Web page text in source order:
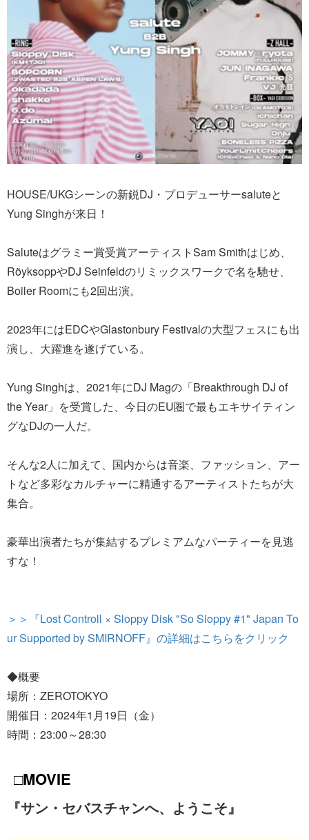
HOUSE/UKGシーンの新鋭DJ・プロデューサーsaluteと
Yung Singhが来日！
Saluteはグラミー賞受賞アーティストSam Smithはじめ、
RöyksoppやDJ Seinfeldのリミックスワークで名を馳せ、
Boiler Roomにも2回出演。
2023年にはEDCやGlastonbury Festivalの大型フェスにも出
演し、大躍進を遂げている。
Yung Singhは、2021年にDJ Magの「Breakthrough DJ of
the Year」を受賞した、今日のEU圏で最もエキサイティン
グなDJの一人だ。
そんな2人に加えて、国内からは音楽、ファッション、アー
トなど多彩なカルチャーに精通するアーティストたちが大
集合。
豪華出演者たちが集結するプレミアムなパーティーを見逃
すな！
＞＞『Lost Controll × Sloppy Disk "So Sloppy #1" Japan To
ur Supported by SMIRNOFF』の詳細はこちらをクリック
◆概要
場所：ZEROTOKYO
開催日：2024年1月19日（金）
時間：23:00～28:30
□MOVIE
『サン・セバスチャンへ、ようこそ』